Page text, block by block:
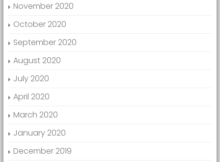
November 2020
October 2020
September 2020
August 2020
July 2020
April 2020
March 2020
January 2020
December 2019